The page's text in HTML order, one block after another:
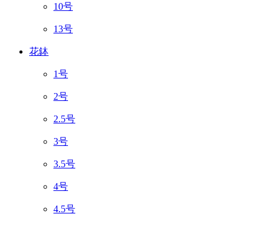
10号
13号
花鉢
1号
2号
2.5号
3号
3.5号
4号
4.5号